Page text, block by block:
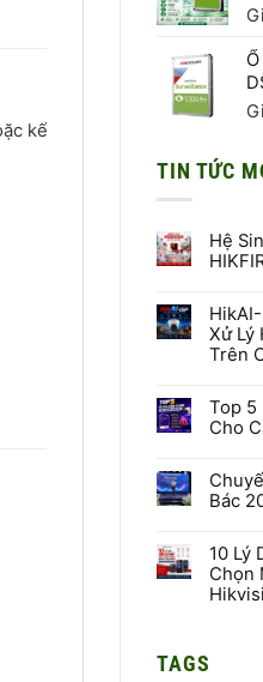
TIN TỨC
Hệ
bình
luận
ở
Hệ
Báo
Cháy
HIKFIRE
Xử Lý
Trên
bình
luận
ở
Là
Gì?
Công
Xử
Lý
Hình
Ảnh
Camera
Top 5
Cho
bình
luận
ở
Lỗi
Khi
Chọn
Ổ
Bác
bình
luận
ở
Chuyến
–
10 Lý
Chọn
ở
TAGS
kết nối hệ thống VoIP;